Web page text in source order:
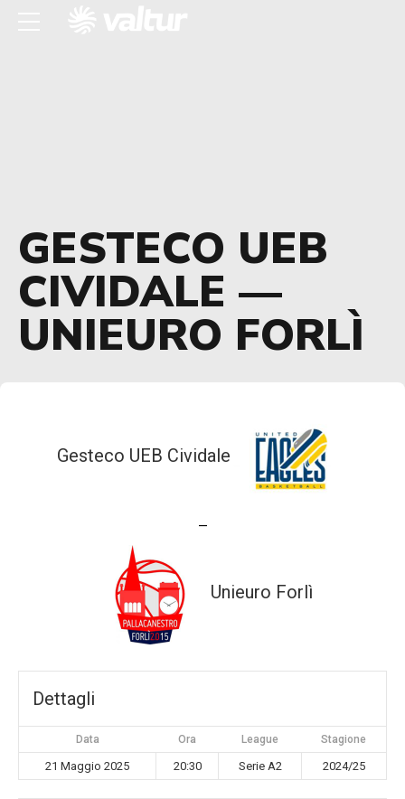
GESTECO UEB
CIVIDALE —
UNIEURO FORLÌ
Gesteco UEB Cividale
—
Unieuro Forlì
Dettagli
Data Ora League Stagione
21 Maggio 2025 20:30 Serie A2 2024/25